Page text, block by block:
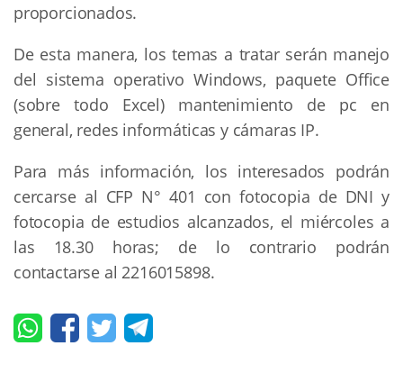
proporcionados.
De esta manera, los temas a tratar serán manejo
del sistema operativo Windows, paquete Office
(sobre todo Excel) mantenimiento de pc en
general, redes informáticas y cámaras IP.
Para más información, los interesados podrán
cercarse al CFP N° 401 con fotocopia de DNI y
fotocopia de estudios alcanzados, el miércoles a
las 18.30 horas; de lo contrario podrán
contactarse al 2216015898.